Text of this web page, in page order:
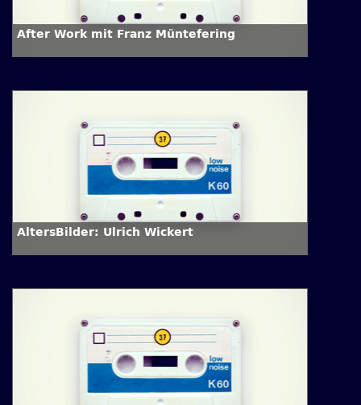
After Work mit Franz Müntefering
AltersBilder: Ulrich Wickert